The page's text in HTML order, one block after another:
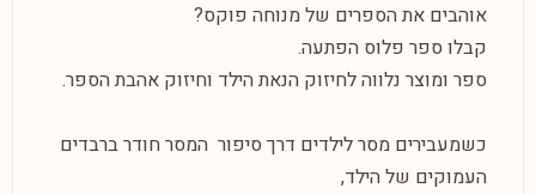
אוהבים את הספרים של מנוחה פוקס?
קבלו ספר פלוס הפתעה.
ספר ומוצר נלווה לחיזוק הנאת הילד וחיזוק אהבת הספר.
כשמעבירים מסר לילדים דרך סיפור המסר חודר ברבדים
העמוקים של הילד,